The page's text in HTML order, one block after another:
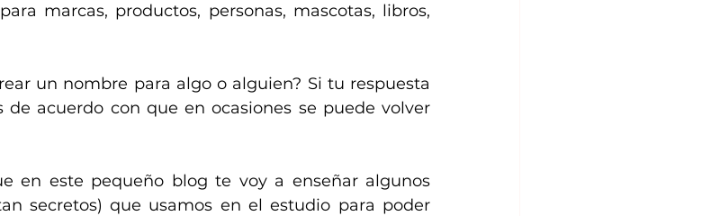
marcas, productos, personas, mascotas, libros,
un nombre para algo o alguien? Si tu respuesta
de acuerdo con que en ocasiones se puede volver
en este pequeño blog te voy a enseñar algunos
secretos) que usamos en el estudio para poder